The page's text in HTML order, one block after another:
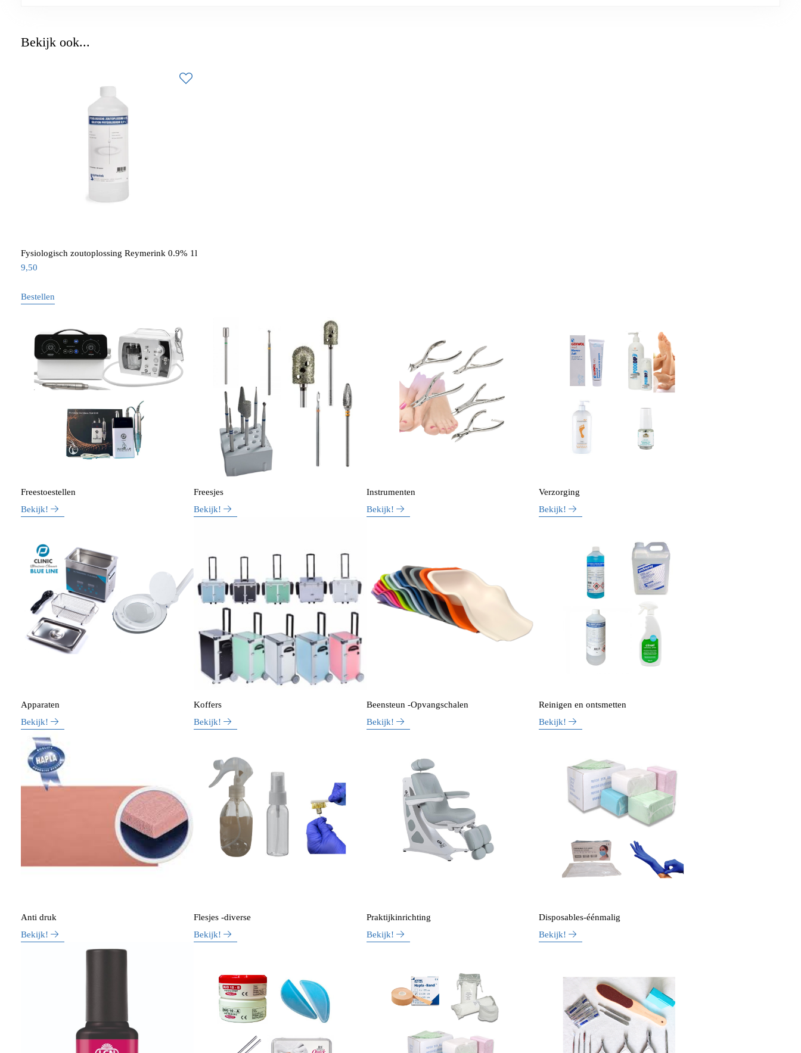
Bekijk ook...
Fysiologisch zoutoplossing Reymerink 0.9% 1l
9,50
Bestellen
Freestoestellen
Bekijk!
Freesjes
Bekijk!
Instrumenten
Bekijk!
Verzorging
Bekijk!
Apparaten
Bekijk!
Koffers
Bekijk!
Beensteun -Opvangschalen
Bekijk!
Reinigen en ontsmetten
Bekijk!
Anti druk
Bekijk!
Flesjes -diverse
Bekijk!
Praktijkinrichting
Bekijk!
Disposables-éénmalig
Bekijk!